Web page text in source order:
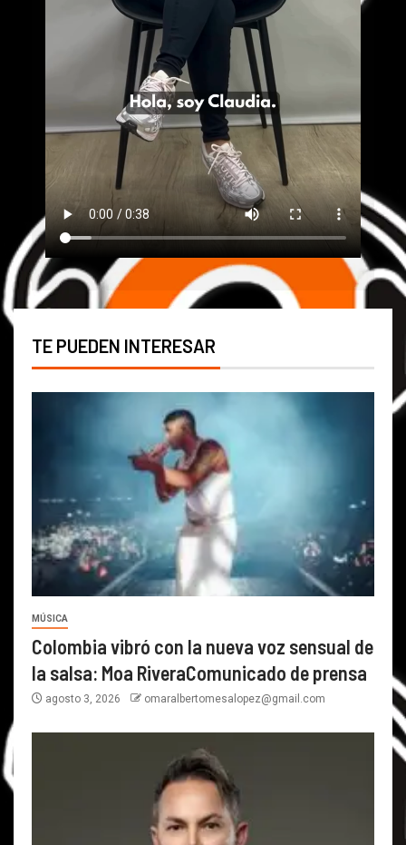
TE PUEDEN INTERESAR
MÚSICA
Colombia vibró con la nueva voz sensual de
la salsa: Moa RiveraComunicado de prensa
agosto 3, 2026 omaralbertomesalopez@gmail.com